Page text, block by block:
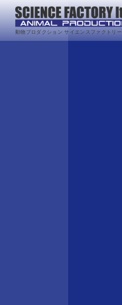
動物プロダクション サイエンスファクトリー